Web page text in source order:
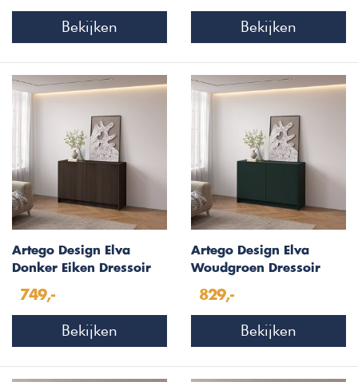
Bekijken Bekijken
Artego Design Elva
Donker Eiken Dressoir
749,-
Bekijken
Artego Design Elva
Woudgroen Dressoir
829,-
Bekijken